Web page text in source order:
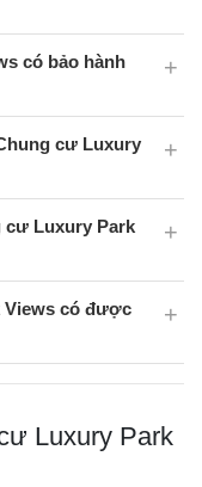
có bảo hành
cư Luxury
cư Luxury Park
Views có được
Luxury Park